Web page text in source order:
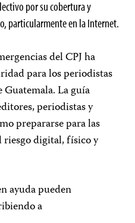
por su cobertura y
particularmente en la Internet.
del CPJ ha
para los periodistas
Guatemala. La guía
periodistas y
prepararse para las
riesgo digital, físico y
ayuda pueden
a